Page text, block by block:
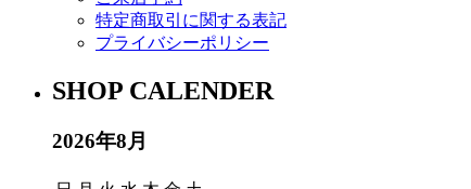
特定商取引に関する表記
プライバシーポリシー
SHOP CALENDER
2026年8月